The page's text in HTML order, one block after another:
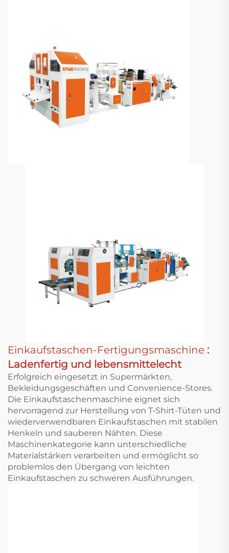
Einkaufstaschen-Fertigungsmaschine :
Ladenfertig und lebensmittelecht
Erfolgreich eingesetzt in Supermärkten,
Bekleidungsgeschäften und Convenience-Stores.
Die Einkaufstaschenmaschine eignet sich
hervorragend zur Herstellung von T-Shirt-Tüten und
wiederverwendbaren Einkaufstaschen mit stabilen
Henkeln und sauberen Nähten. Diese
Maschinenkategorie kann unterschiedliche
Materialstärken verarbeiten und ermöglicht so
problemlos den Übergang von leichten
Einkaufstaschen zu schweren Ausführungen.